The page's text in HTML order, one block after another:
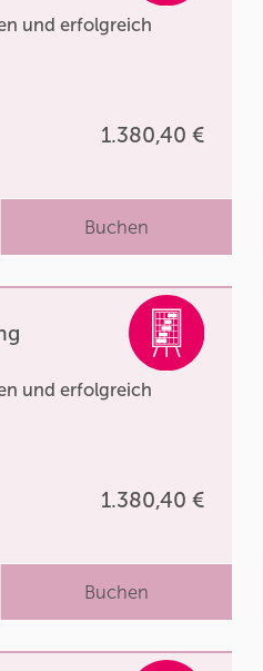
und erfolgreich
1.380,40 €
Buchen
und erfolgreich
1.380,40 €
Buchen